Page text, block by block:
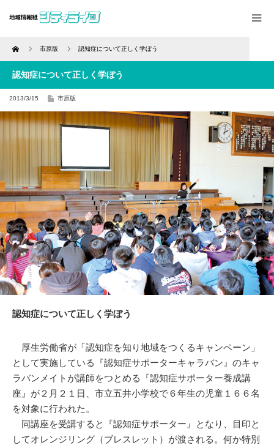
Home 市原版 認知症について正しく学ぼう
認知症について正しく学ぼう
2013/3/15 市原版
認知症について正しく学ぼう
厚生労働省が「認知症を知り地域をつくるキャンペーン」
として実施している『認知症サポーターキャラバン』のキャ
ラバンメイトが講師をつとめる『認知症サポーター養成講
座』が２月２１日、市立五井小学校で６年生の児童１６６名
を対象に行われた。
同講座を受講すると『認知症サポーター』となり、目印と
してオレンジリング（ブレスレット）が渡される。何か特別